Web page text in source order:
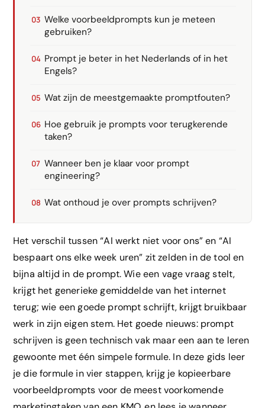
Welke voorbeeldprompts kun je meteen
gebruiken?
Prompt je beter in het Nederlands of in het
Engels?
Wat zijn de meestgemaakte promptfouten?
Hoe gebruik je prompts voor terugkerende
taken?
Wanneer ben je klaar voor prompt
engineering?
Wat onthoud je over prompts schrijven?
Het verschil tussen “AI werkt niet voor ons” en “AI
bespaart ons elke week uren” zit zelden in de tool en
bijna altijd in de prompt. Wie een vage vraag stelt,
krijgt het generieke gemiddelde van het internet
terug; wie een goede prompt schrijft, krijgt bruikbaar
werk in zijn eigen stem. Het goede nieuws: prompt
schrijven is geen technisch vak maar een aan te leren
gewoonte met één simpele formule. In deze gids leer
je die formule in vier stappen, krijg je kopieerbare
voorbeeldprompts voor de meest voorkomende